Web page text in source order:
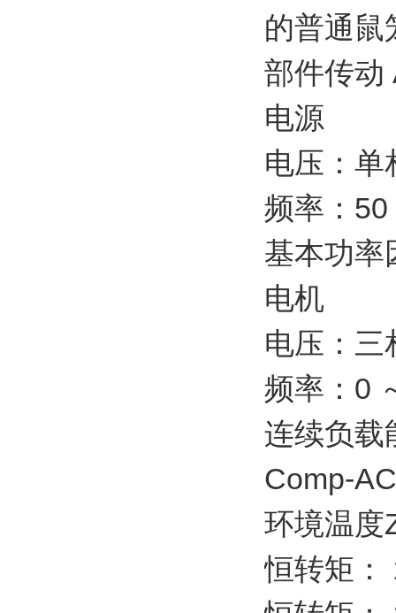
的普通
部件传
电源
电压：单
频率：
基本功率
电机
电压：三
频率：0
连续负载
Comp-
环境温
恒转矩：